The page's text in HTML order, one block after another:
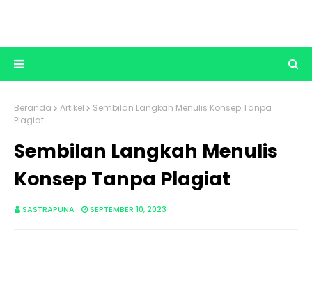
Beranda Artikel
Sembilan Langkah Menulis Konsep Tanpa
Plagiat
Sembilan Langkah Menulis
Konsep Tanpa Plagiat
SASTRAPUNA SEPTEMBER 10, 2023